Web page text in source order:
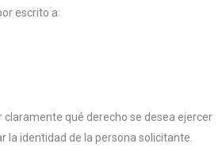
escrito a:
claramente qué derecho se desea ejercer
la identidad de la persona solicitante.